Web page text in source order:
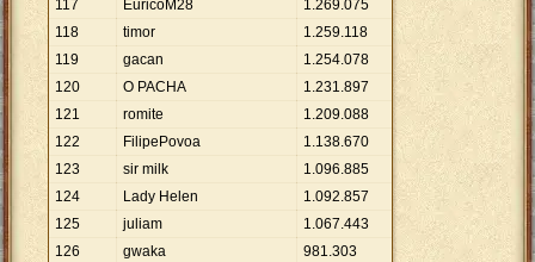
117
EuricoM28 1.269.075
118
timor 1.259.118
119
gacan 1.254.078
120
O PACHA 1.231.897
121
romite 1.209.088
122
FilipePovoa 1.138.670
123
sir milk 1.096.885
124
Lady Helen 1.092.857
125
juliam 1.067.443
126
gwaka 981.303